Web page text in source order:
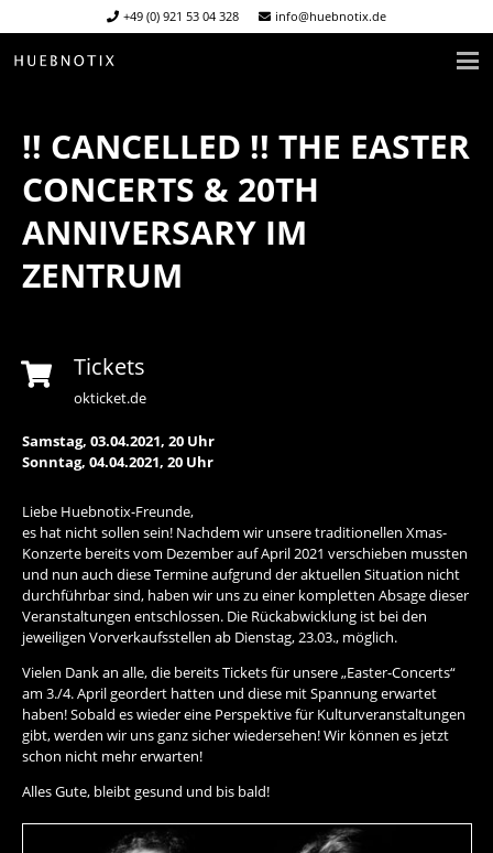
+49 (0) 921 53 04 328 info@huebnotix.de
!! CANCELLED !! THE EASTER
CONCERTS & 20TH
ANNIVERSARY IM
ZENTRUM
Tickets
okticket.de
Samstag, 03.04.2021, 20 Uhr
Sonntag, 04.04.2021, 20 Uhr
Liebe Huebnotix-Freunde,
es hat nicht sollen sein! Nachdem wir unsere traditionellen Xmas-
Konzerte bereits vom Dezember auf April 2021 verschieben mussten
und nun auch diese Termine aufgrund der aktuellen Situation nicht
durchführbar sind, haben wir uns zu einer kompletten Absage dieser
Veranstaltungen entschlossen. Die Rückabwicklung ist bei den
jeweiligen Vorverkaufsstellen ab Dienstag, 23.03., möglich.
Vielen Dank an alle, die bereits Tickets für unsere „Easter-Concerts“
am 3./4. April geordert hatten und diese mit Spannung erwartet
haben! Sobald es wieder eine Perspektive für Kulturveranstaltungen
gibt, werden wir uns ganz sicher wiedersehen! Wir können es jetzt
schon nicht mehr erwarten!
Alles Gute, bleibt gesund und bis bald!